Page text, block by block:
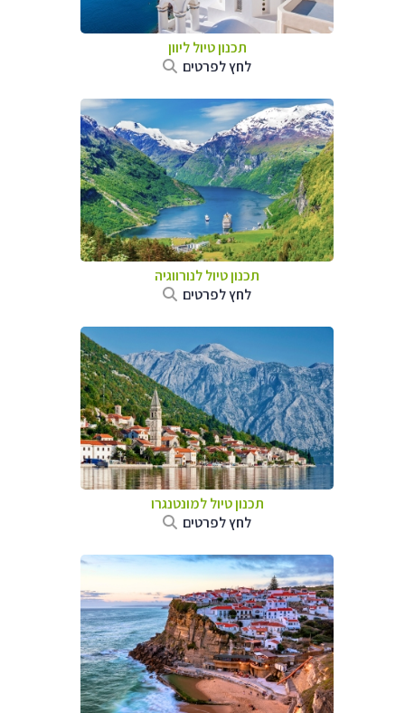
תכנון טיול ליוון
לחץ לפרטים
תכנון טיול לנורווגיה
לחץ לפרטים
תכנון טיול למונטנגרו
לחץ לפרטים